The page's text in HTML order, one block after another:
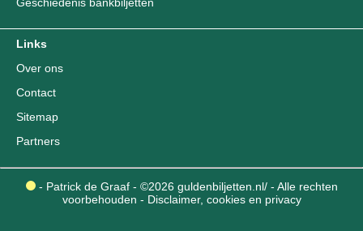
Geschiedenis bankbiljetten
Links
Over ons
Contact
Sitemap
Partners
- Patrick de Graaf - ©2026 guldenbiljetten.nl/ - Alle rechten
voorbehouden - Disclaimer, cookies en privacy